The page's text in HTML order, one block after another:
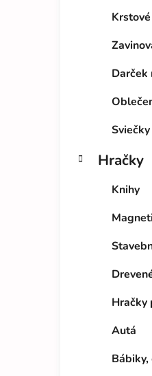
Darček
Hračky
Knihy
Hračky
Autá